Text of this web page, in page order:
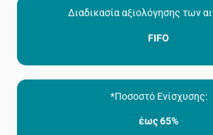
Διαδικασία αξιολόγησης των
FIFO
*Ποσοστό Ενίσχυσης:
έως 65%